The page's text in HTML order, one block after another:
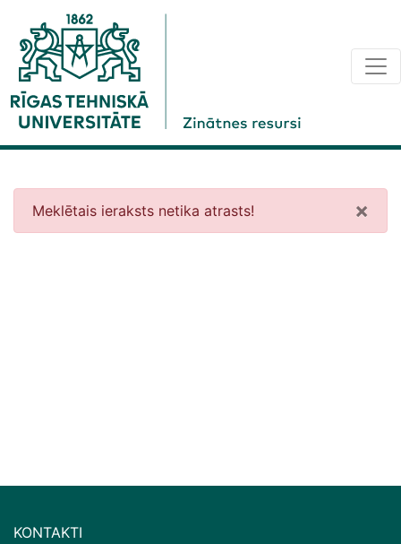
Meklētais ieraksts netika atrasts! ×
KONTAKTI